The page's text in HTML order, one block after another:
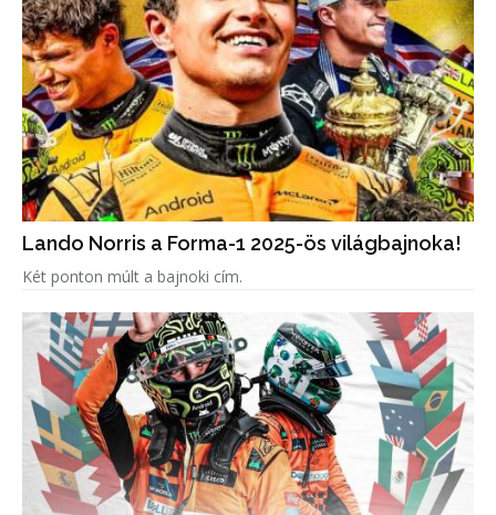
Lando Norris a Forma-1 2025-ös világbajnoka!
Két ponton múlt a bajnoki cím.